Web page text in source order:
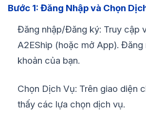
Bước 1: Đăng Nhập và Chọn
Đăng nhập/Đăng ký: Truy cập
A2EShip (hoặc mở App). Đăng
khoản của bạn.
Chọn Dịch Vụ: Trên giao diện
thấy các lựa chọn dịch vụ.